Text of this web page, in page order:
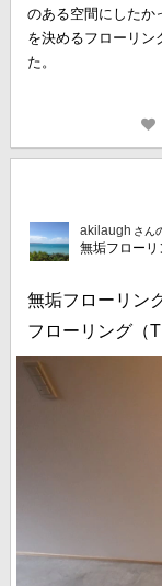
のある空間にしたか
を決めるフローリン
た。
akilaugh さん
無垢フローリ
無垢フローリン
フローリング（